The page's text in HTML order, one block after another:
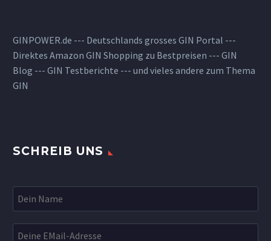
GINPOWER.de --- Deutschlands grosses GIN Portal ---
Direktes Amazon GIN Shopping zu Bestpreisen --- GIN
Blog --- GIN Testberichte --- und vieles andere zum Thema
GIN
SCHREIB UNS